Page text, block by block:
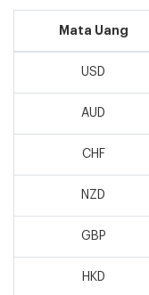
Mata Uang
USD
AUD
CHF
NZD
GBP
HKD